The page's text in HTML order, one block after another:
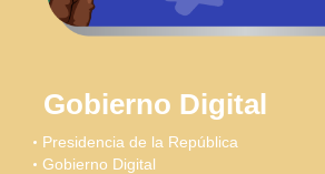
Gobierno Digital
Presidencia de la República
Gobierno Digital